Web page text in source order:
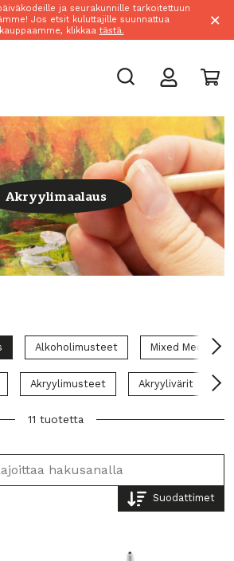
ja seurakunnille tarkoitettuun
Jos etsit kuluttajille suunnattua
klikkaa tästä. ×
Akryylimaalaus
Alkoholimusteet Mixed Media
Akryylimusteet Akryylivärit
11 tuotetta
Suodattimet